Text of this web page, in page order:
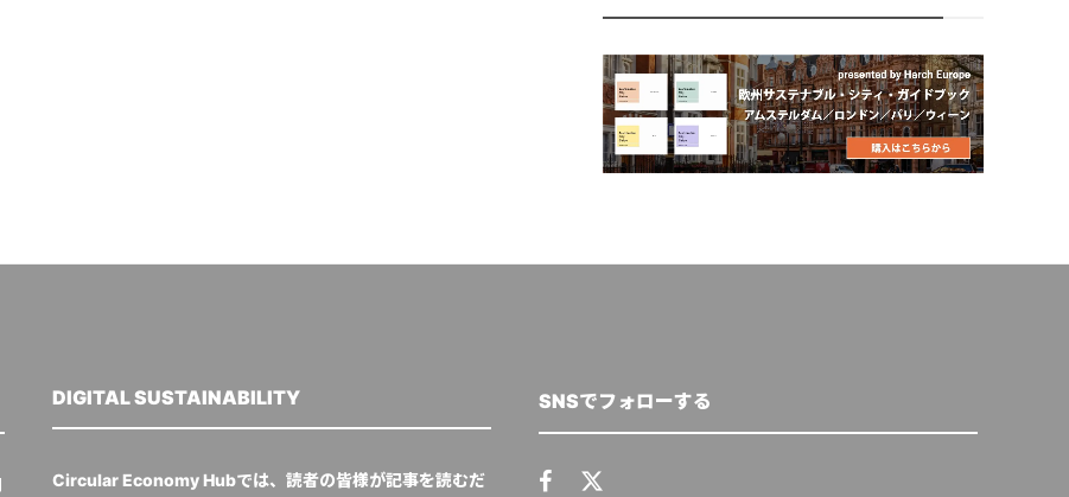
DIGITAL SUSTAINABILITY
Circular Economy Hubでは、読者の皆様が記事を読むだ
SNSでフォローする